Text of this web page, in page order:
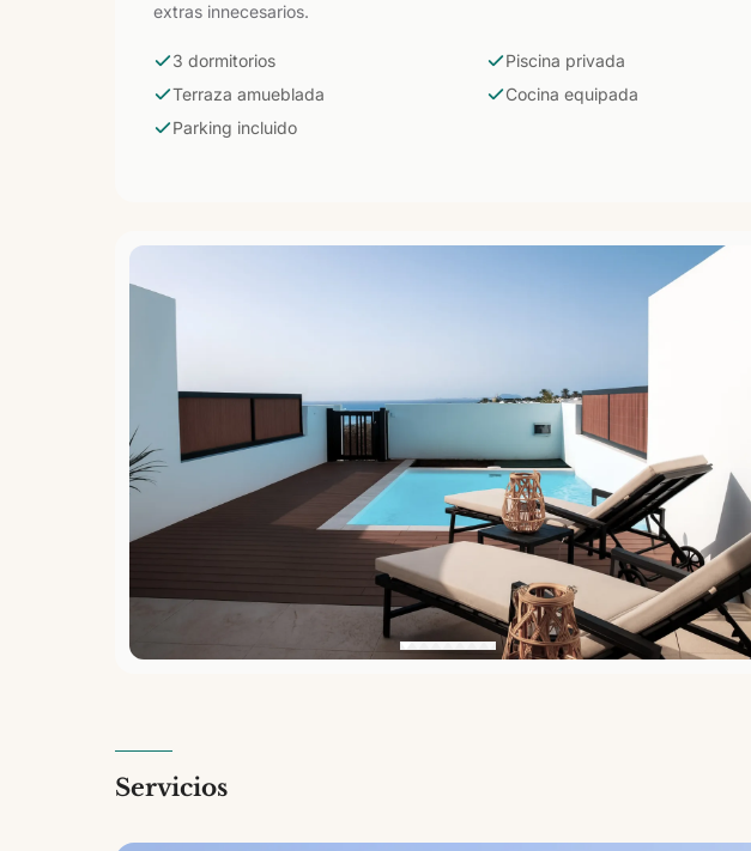
extras innecesarios.
3 dormitorios
Piscina privada
Terraza amueblada
Cocina equipada
Parking incluido
Servicios